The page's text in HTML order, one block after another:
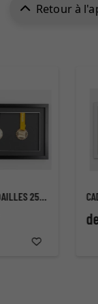
Retour à
CADRE POUR MÉDAILLES 25X50 CM, NOIR